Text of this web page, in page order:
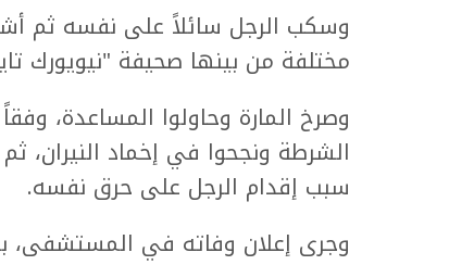
وسكب الرجل سائلاً على نفسه ثم
مختلفة من بينها صحيفة "نيويورك
وصرخ المارة وحاولوا المساعدة،
الشرطة ونجحوا في إخماد النيران،
سبب إقدام الرجل على حرق نفسه.
وجرى إعلان وفاته في